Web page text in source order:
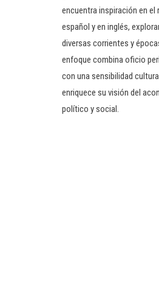
encuentra inspiración en el
español y en inglés,
diversas corrientes y
enfoque combina oficio
con una sensibilidad
enriquece su visión del
político y social.